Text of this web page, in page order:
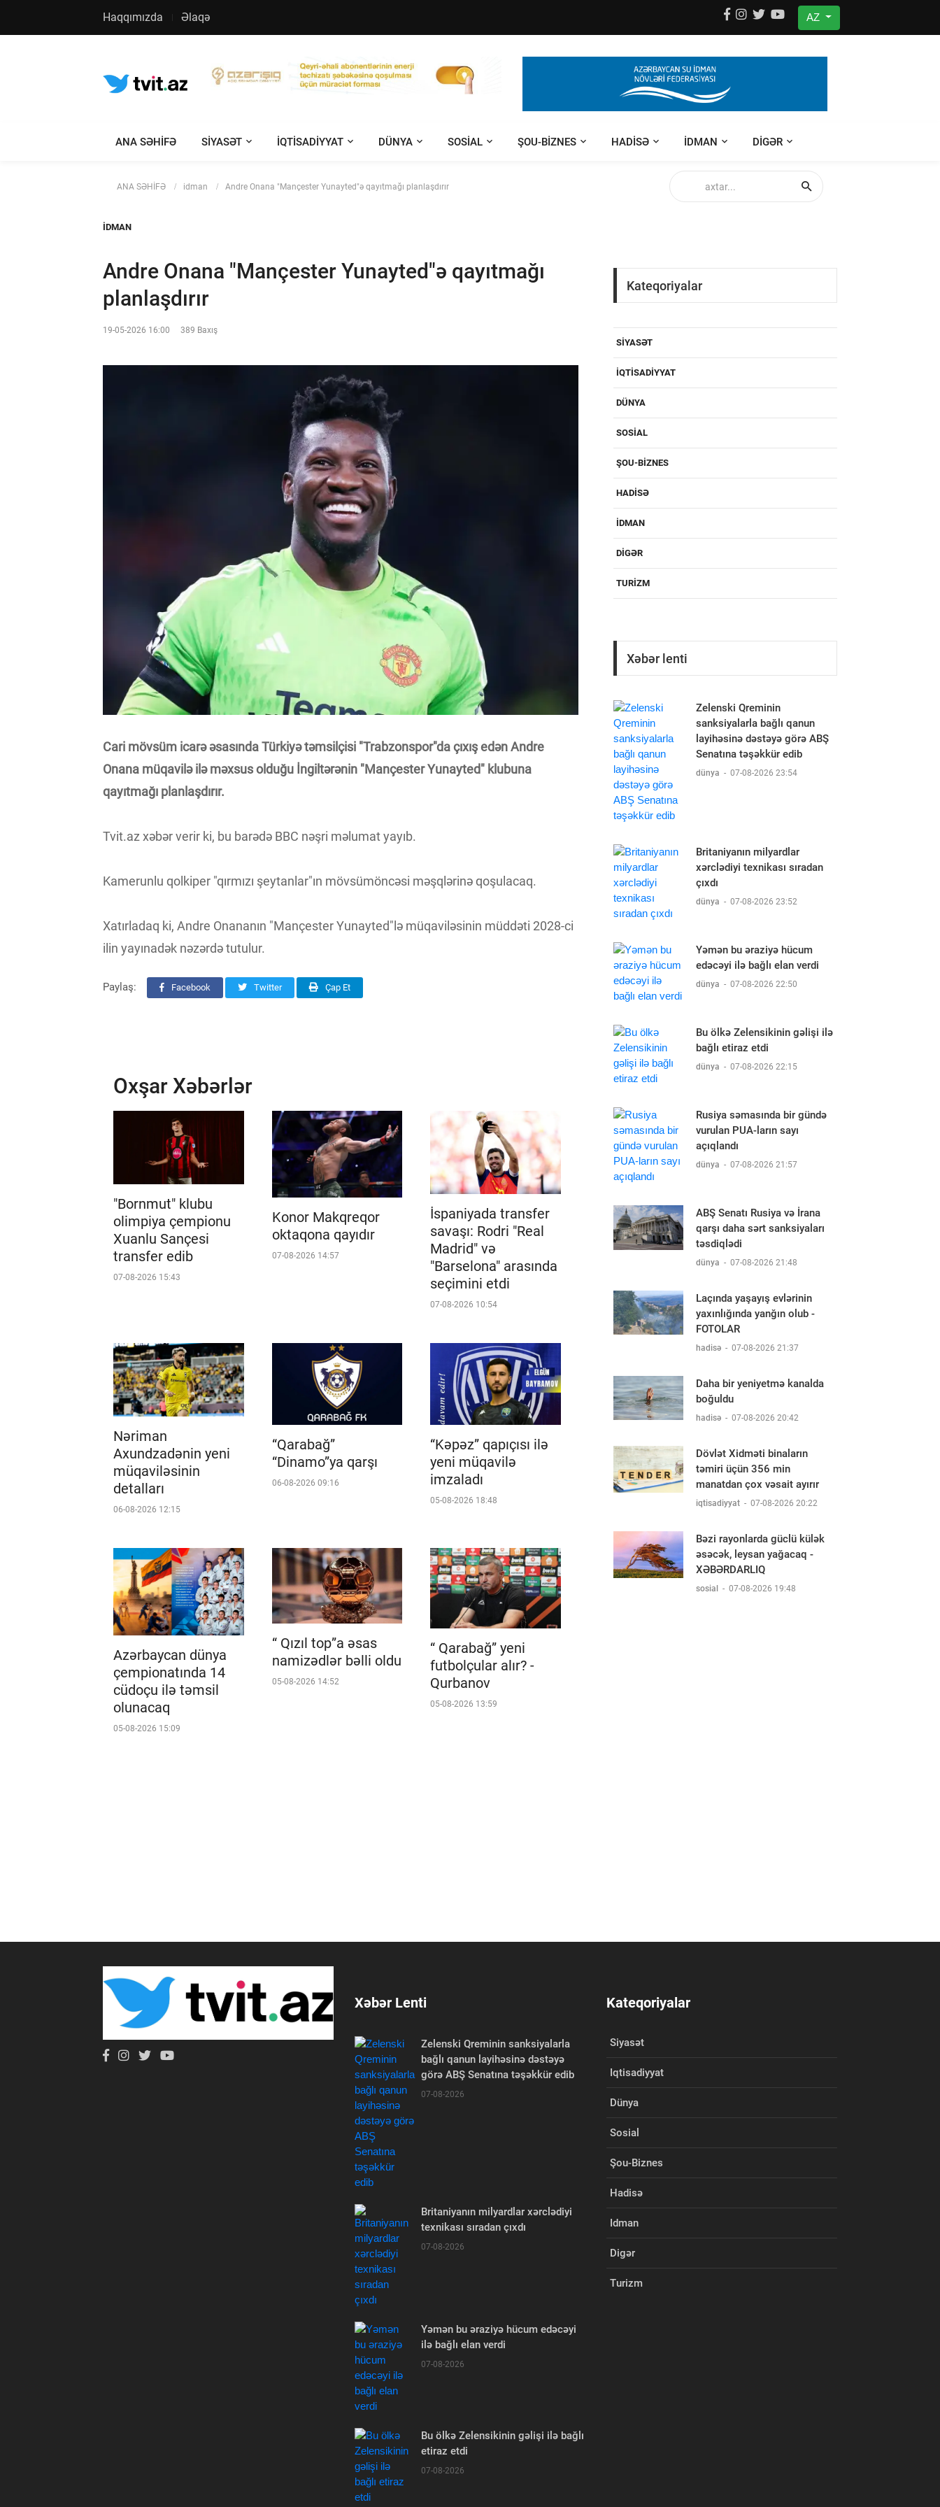
Haqqımızda Əlaqə AZ
ANA SƏHİFƏ SIYASƏT IQTISADIYYAT DÜNYA SOSIAL ŞOU-BIZNES HADISƏ IDMAN DIGƏR
ANA SƏHİFƏ idman Andre Onana "Mançester Yunayted"ə qayıtmağı planlaşdırır
IDMAN
Andre Onana "Mançester Yunayted"ə qayıtmağı
planlaşdırır
19-05-2026 16:00 389 Baxış
Cari mövsüm icarə əsasında Türkiyə təmsilçisi "Trabzonspor"da çıxış edən Andre
Onana müqavilə ilə məxsus olduğu İngiltərənin "Mançester Yunayted" klubuna
qayıtmağı planlaşdırır.
Tvit.az xəbər verir ki, bu barədə BBC nəşri məlumat yayıb.
Kamerunlu qolkiper "qırmızı şeytanlar"ın mövsümöncəsi məşqlərinə qoşulacaq.
Xatırladaq ki, Andre Onananın "Mançester Yunayted"lə müqaviləsinin müddəti 2028-ci
ilin yayınadək nəzərdə tutulur.
Paylaş: Facebook Twitter Çap Et
Oxşar Xəbərlər
"Bornmut" klubu
olimpiya çempionu
Xuanlu Sançesi
transfer edib
07-08-2026 15:43
Konor Makqreqor
oktaqona qayıdır
07-08-2026 14:57
İspaniyada transfer
savaşı: Rodri "Real
Madrid" və
"Barselona" arasında
seçimini etdi
07-08-2026 10:54
Nəriman
Axundzadənin yeni
müqaviləsinin
detalları
06-08-2026 12:15
“Qarabağ”
“Dinamo”ya qarşı
06-08-2026 09:16
“Kəpəz” qapıçısı ilə
yeni müqavilə
imzaladı
05-08-2026 18:48
Azərbaycan dünya
çempionatında 14
cüdoçu ilə təmsil
olunacaq
05-08-2026 15:09
“ Qızıl top”a əsas
namizədlər bəlli oldu
05-08-2026 14:52
“ Qarabağ” yeni
futbolçular alır? -
Qurbanov
05-08-2026 13:59
Kateqoriyalar
SIYASƏT
IQTISADIYYAT
DÜNYA
SOSIAL
ŞOU-BIZNES
HADISƏ
IDMAN
DIGƏR
TURIZM
Xəbər lenti
Zelenski Qreminin
sanksiyalarla bağlı qanun
layihəsinə dəstəyə görə ABŞ
Senatına təşəkkür edib
dünya - 07-08-2026 23:54
Britaniyanın milyardlar
xərclədiyi texnikası sıradan
çıxdı
dünya - 07-08-2026 23:52
Yəmən bu əraziyə hücum
edəcəyi ilə bağlı elan verdi
dünya - 07-08-2026 22:50
Bu ölkə Zelensikinin gəlişi ilə
bağlı etiraz etdi
dünya - 07-08-2026 22:15
Rusiya səmasında bir gündə
vurulan PUA-ların sayı
açıqlandı
dünya - 07-08-2026 21:57
ABŞ Senatı Rusiya və İrana
qarşı daha sərt sanksiyaları
təsdiqlədi
dünya - 07-08-2026 21:48
Laçında yaşayış evlərinin
yaxınlığında yanğın olub -
FOTOLAR
hadisə - 07-08-2026 21:37
Daha bir yeniyetmə kanalda
boğuldu
hadisə - 07-08-2026 20:42
Dövlət Xidməti binaların
təmiri üçün 356 min
manatdan çox vəsait ayırır
iqtisadiyyat - 07-08-2026 20:22
Bəzi rayonlarda güclü külək
əsəcək, leysan yağacaq -
XƏBƏRDARLIQ
sosial - 07-08-2026 19:48
Xəbər Lenti
Zelenski Qreminin sanksiyalarla
bağlı qanun layihəsinə dəstəyə
görə ABŞ Senatına təşəkkür edib
07-08-2026
Britaniyanın milyardlar xərclədiyi
texnikası sıradan çıxdı
07-08-2026
Yəmən bu əraziyə hücum edəcəyi
ilə bağlı elan verdi
07-08-2026
Bu ölkə Zelensikinin gəlişi ilə bağlı
etiraz etdi
07-08-2026
Kateqoriyalar
Siyasət
Iqtisadiyyat
Dünya
Sosial
Şou-Biznes
Hadisə
Idman
Digər
Turizm